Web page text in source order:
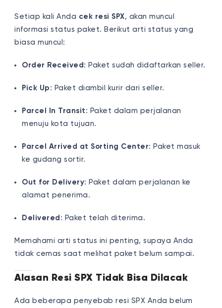
Setiap kali Anda cek resi SPX, akan muncul
informasi status paket. Berikut arti status yang
biasa muncul:
Order Received : Paket sudah didaftarkan seller.
Pick Up : Paket diambil kurir dari seller.
Parcel In Transit : Paket dalam perjalanan
menuju kota tujuan.
Parcel Arrived at Sorting Center: Paket masuk
ke gudang sortir.
Out for Delivery: Paket dalam perjalanan ke
alamat penerima.
Delivered : Paket telah diterima.
Memahami arti status ini penting, supaya Anda
tidak cemas saat melihat paket belum sampai.
Alasan Resi SPX Tidak Bisa Dilacak
Ada beberapa penyebab resi SPX Anda belum